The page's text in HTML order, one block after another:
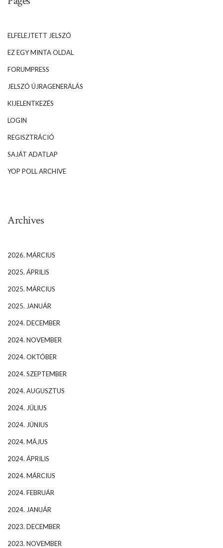
ELFELEJTETT JELSZÓ
EZ EGY MINTA OLDAL
FORUMPRESS
JELSZÓ ÚJRAGENERÁLÁS
KIJELENTKEZÉS
LOGIN
REGISZTRÁCIÓ
SAJÁT ADATLAP
YOP POLL ARCHIVE
Archives
2026. MÁRCIUS
2025. ÁPRILIS
2025. MÁRCIUS
2025. JANUÁR
2024. DECEMBER
2024. NOVEMBER
2024. OKTÓBER
2024. SZEPTEMBER
2024. AUGUSZTUS
2024. JÚLIUS
2024. JÚNIUS
2024. MÁJUS
2024. ÁPRILIS
2024. MÁRCIUS
2024. FEBRUÁR
2024. JANUÁR
2023. DECEMBER
2023. NOVEMBER